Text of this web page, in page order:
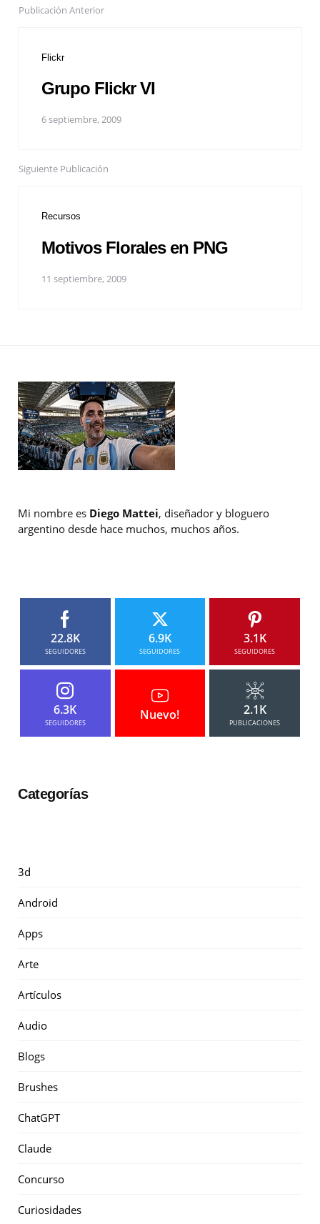
Publicación Anterior
Flickr
Grupo Flickr VI
6 septiembre, 2009
Siguiente Publicación
Recursos
Motivos Florales en PNG
11 septiembre, 2009
Mi nombre es Diego Mattei, diseñador y bloguero
argentino desde hace muchos, muchos años.
22.8K
SEGUIDORES
6.9K
SEGUIDORES
3.1K
SEGUIDORES
6.3K
SEGUIDORES
Nuevo! 2.1K
PUBLICACIONES
Categorías
3d
Android
Apps
Arte
Artículos
Audio
Blogs
Brushes
ChatGPT
Claude
Concurso
Curiosidades